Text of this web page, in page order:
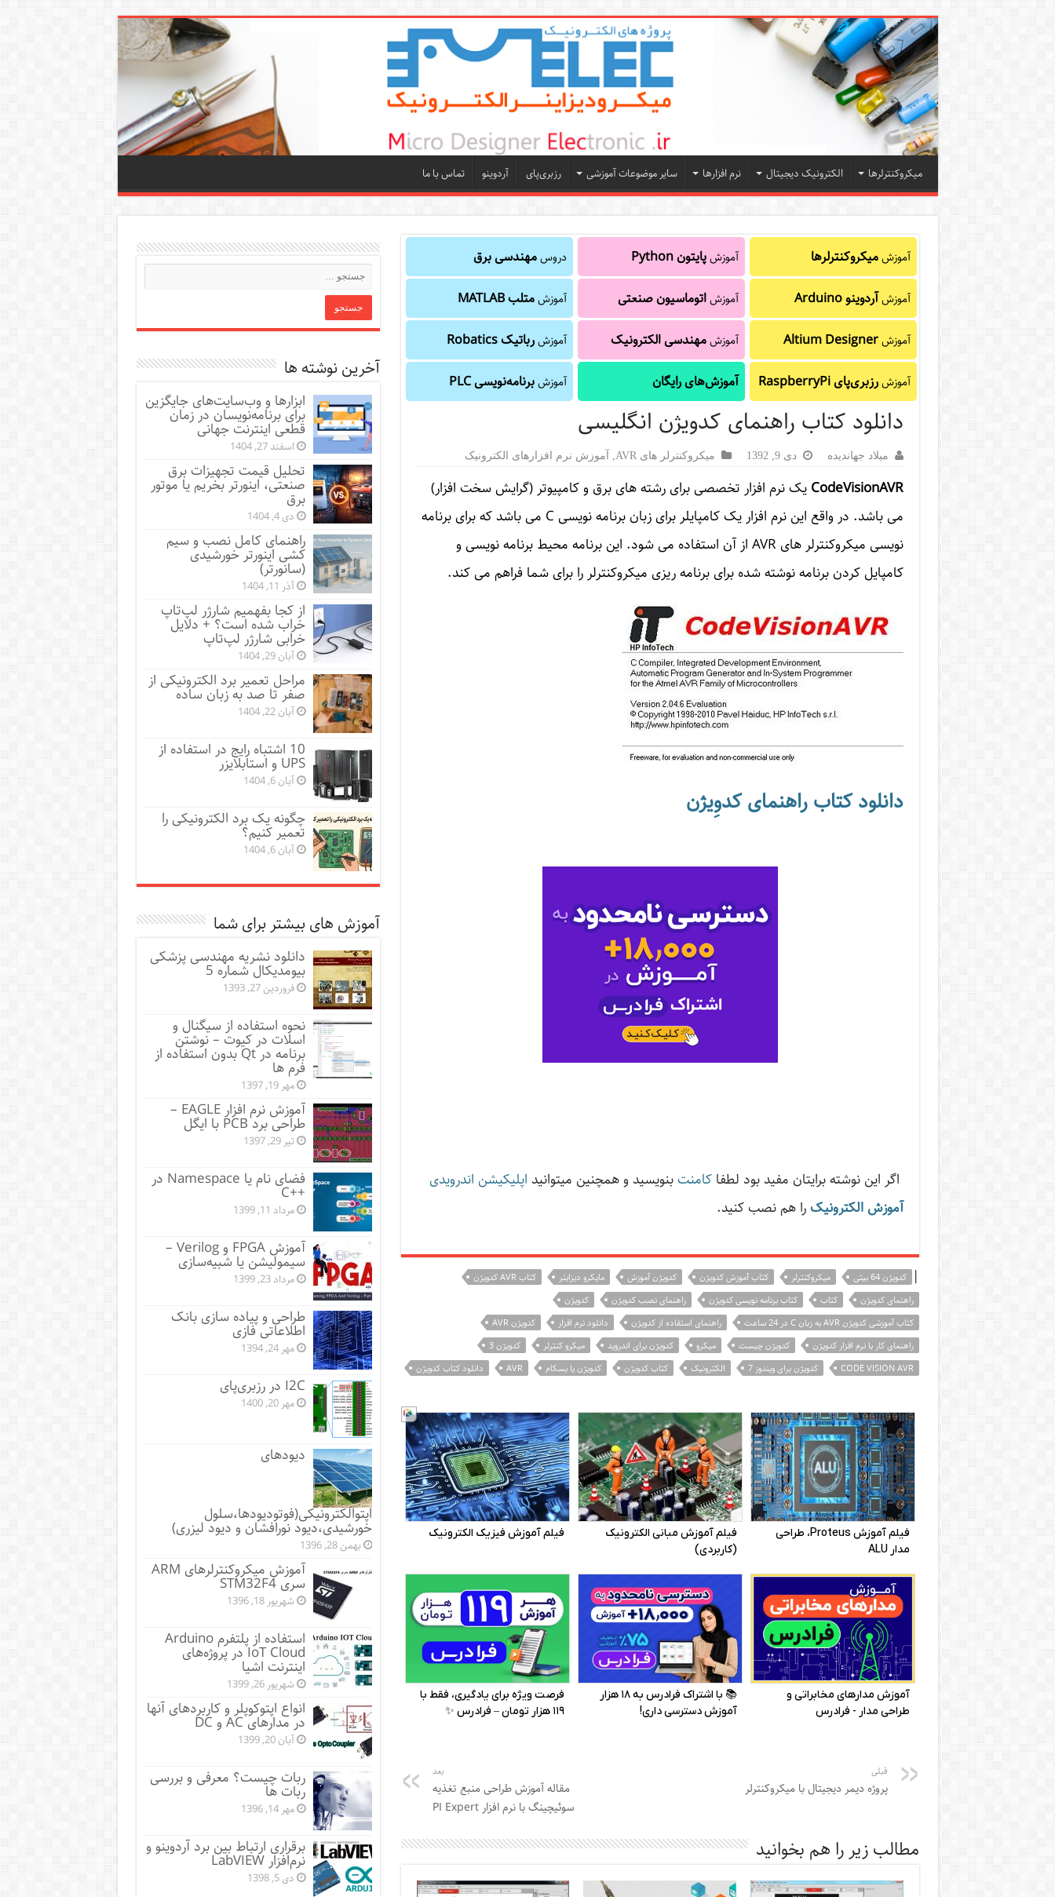
میکروکنترلرها الکترونیک دیجیتال نرم افزارها سایر موضوعات آموزشی رزبری‌پای آردوینو تماس با ما
آموزشمیکروکنترلرها
آموزشآردوینو Arduino
آموزشAltium Designer
آموزشرزبری‌پای RaspberryPi
آموزشپایتون Python
آموزشاتوماسیون صنعتی
آموزشمهندسی الکترونیک
آموزش‌های رایگان
دروسمهندسی برق
آموزشمتلب MATLAB
آموزشرباتیک Robatics
آموزشبرنامه‌نویسی PLC
دانلود کتاب راهنمای کدویژن انگلیسی
میلاد جهاندیده دی 9, 1392 میکروکنترلر های AVR ,آموزش نرم افزارهای الکترونیک
CodeVisionAVR یکنرم افزار تخصصی برای رشته های برق و کامپیوتر (گرایش سخت افزار)
می باشد. در واقع این نرم افزار یک کامپایلر برای زبان برنامه نویسی C می باشد که برای برنامه
نویسی میکروکنترلر های AVR از آن استفاده می شود. این برنامه محیط برنامه نویسی و
کامپایل کردن برنامه نوشته شده برای برنامه ریزی میکروکنترلر را برای شما فراهم می کند.
دانلود کتاب راهنمای کدوِیژن
اگر این نوشته‌ برایتان مفید بود لطفاکامنت بنویسید و همچنین میتوانید اپلیکیشن اندرویدی
آموزش الکترونیک را هم نصب کنید.
| کدویژن 64 بیتی میکروکنترلر کتاب آموزش کدویژن کدویژن آموزش مایکرو دیزاینر
کتاب AVR کدویژن
راهنمای کدویژن
کتاب کتاب برنامه نویسی کدویژن راهنمای نصب کدویژن
کدویژن
کتاب آموزشی کدویژن AVR به زبان C در 24 ساعت
راهنمای استفاده از کدویژن دانلود نرم افزار
کدویژن AVR
راهنمای کار با نرم افزار کدویژن
کدویژن چیست میکرو کدویژن برای اندروید میکرو کنترلر
کدویژن 3
CODE VISION AVR
کدویژن برای ویندوز 7 الکترونیک کتاب کدویژن کدویژن یا بسکام AVR دانلود کتاب کدویژن
قبلی
پروژه دیمر دیجیتال با میکروکنترلر
بعد
مقاله آموزش طراحی منبع تغذیه
سوئیچینگ با نرم افزار PI Expert
مطالب زیر را هم بخوانید
آخرین نوشته ها
ابزارها و وب‌سایت‌های جایگزین
برای برنامه‌نویسان در زمان
قطعی اینترنت جهانی
اسفند 27, 1404
تحلیل قیمت تجهیزات برق
صنعتی، اینورتر بخریم یا موتور
برق
دی 4, 1404
راهنمای کامل نصب و سیم
کشی اینورتر خورشیدی
(سانورتر)
آذر 11, 1404
از کجا بفهمیم شارژر لپ‌تاپ
خراب شده است؟ + دلایل
خرابی شارژر لپ‌تاپ
آبان 29, 1404
مراحل تعمیر برد الکترونیکی از
صفر تا صد به زبان ساده
آبان 22, 1404
10 اشتباه رایج در استفاده از
UPS و استابلایزر
آبان 6, 1404
چگونه یک برد الکترونیکی را
تعمیر کنیم؟
آبان 6, 1404
آموزش های بیشتر برای شما
دانلود نشریه مهندسی پزشکی
بیومدیکال شماره 5
فروردین 27, 1393
نحوه استفاده از سیگنال و
اسلات در کیوت – نوشتن
برنامه در Qt بدون استفاده از
فرم ها
مهر 19, 1397
آموزش نرم افزار EAGLE –
طراحی برد PCB با ایگل
تیر 29, 1397
فضای نام یا Namespace در
++C
مرداد 11, 1399
آموزش FPGA و Verilog –
سیمولیشن یا شبیه‌سازی
مرداد 23, 1399
طراحی و پیاده سازی بانک
اطلاعاتی فازی
مهر 24, 1394
I2C در رزبری‌پای
مهر 20, 1400
دیودهای
اپتوالکترونیکی(فوتودیودها،سلول
خورشیدی،دیود نورافشان و دیود لیزری)
بهمن 28, 1396
آموزش میکروکنترلرهای ARM
سری STM32F4
شهریور 18, 1396
استفاده از پلتفرم Arduino
IoT Cloud در پروژه‌های
اینترنت اشیا
شهریور 26, 1399
انواع اپتوکوپلر و کاربردهای آنها
در مدارهای AC و DC
آبان 20, 1399
ربات چیست؟ معرفی و بررسی
ربات ها
مهر 14, 1396
برقراری ارتباط بین برد آردوینو و
نرم‌افزار LabVIEW
دی 5, 1398